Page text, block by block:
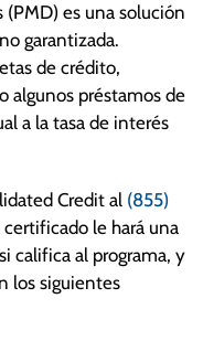
es una solución
garantizada.
de crédito,
algunos préstamos de
a la tasa de interés
Credit al (855)
le hará una
califica al programa, y
los siguientes